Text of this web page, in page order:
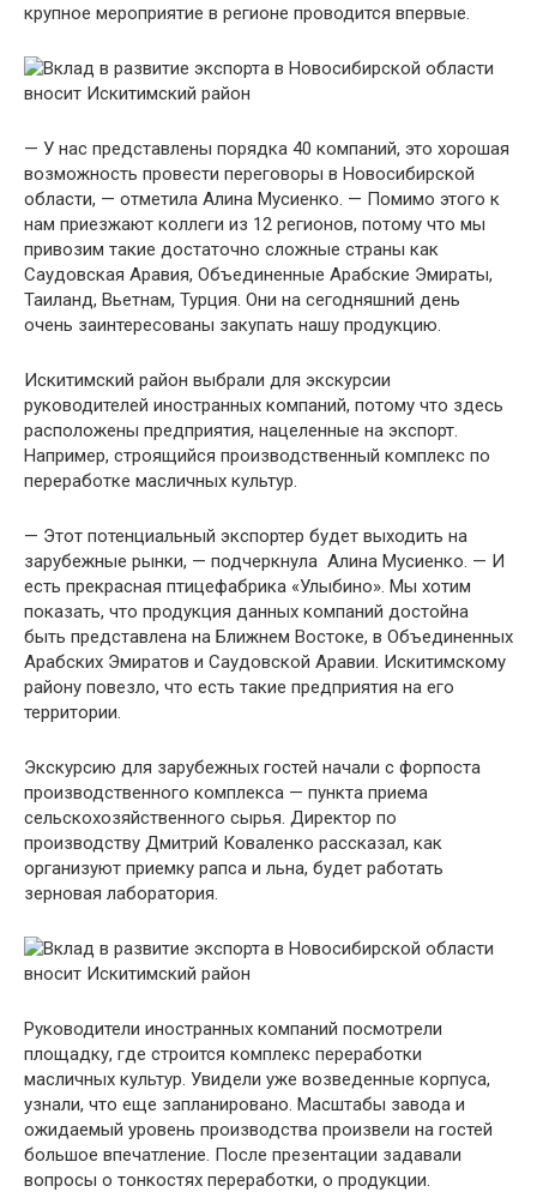
крупное мероприятие в регионе проводится впервые.
— У нас представлены порядка 40 компаний, это хорошая
возможность провести переговоры в Новосибирской
области, — отметила Алина Мусиенко. — Помимо этого к
нам приезжают коллеги из 12 регионов, потому что мы
привозим такие достаточно сложные страны как
Саудовская Аравия, Объединенные Арабские Эмираты,
Таиланд, Вьетнам, Турция. Они на сегодняшний день
очень заинтересованы закупать нашу продукцию.
Искитимский район выбрали для экскурсии
руководителей иностранных компаний, потому что здесь
расположены предприятия, нацеленные на экспорт.
Например, строящийся производственный комплекс по
переработке масличных культур.
— Этот потенциальный экспортер будет выходить на
зарубежные рынки, — подчеркнула Алина Мусиенко. — И
есть прекрасная птицефабрика «Улыбино». Мы хотим
показать, что продукция данных компаний достойна
быть представлена на Ближнем Востоке, в Объединенных
Арабских Эмиратов и Саудовской Аравии. Искитимскому
району повезло, что есть такие предприятия на его
территории.
Экскурсию для зарубежных гостей начали с форпоста
производственного комплекса — пункта приема
сельскохозяйственного сырья. Директор по
производству Дмитрий Коваленко рассказал, как
организуют приемку рапса и льна, будет работать
зерновая лаборатория.
Руководители иностранных компаний посмотрели
площадку, где строится комплекс переработки
масличных культур. Увидели уже возведенные корпуса,
узнали, что еще запланировано. Масштабы завода и
ожидаемый уровень производства произвели на гостей
большое впечатление. После презентации задавали
вопросы о тонкостях переработки, о продукции.